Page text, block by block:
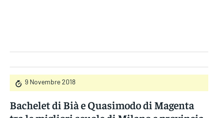
9 Novembre 2018
Bachelet di Bià e Quasimodo di Magenta